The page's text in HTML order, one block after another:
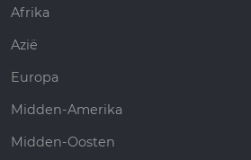
Afrika
Azië
Europa
Midden-Amerika
Midden-Oosten